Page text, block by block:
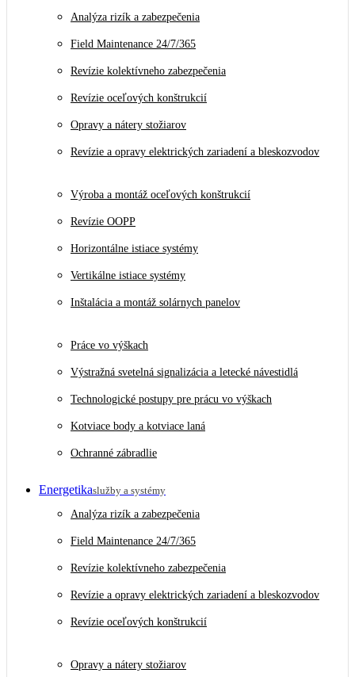
Analýza rizík a zabezpečenia
Field Maintenance 24/7/365
Revízie kolektívneho zabezpečenia
Revízie oceľových konštrukcií
Opravy a nátery stožiarov
Revízie a opravy elektrických zariadení a bleskozvodov
Výroba a montáž oceľových konštrukcií
Revízie OOPP
Horizontálne istiace systémy
Vertikálne istiace systémy
Inštalácia a montáž solárnych panelov
Práce vo výškach
Výstražná svetelná signalizácia a letecké návestidlá
Technologické postupy pre prácu vo výškach
Kotviace body a kotviace laná
Ochranné zábradlie
Energetikaslužby a systémy
Analýza rizík a zabezpečenia
Field Maintenance 24/7/365
Revízie kolektívneho zabezpečenia
Revízie a opravy elektrických zariadení a bleskozvodov
Revízie oceľových konštrukcií
Opravy a nátery stožiarov